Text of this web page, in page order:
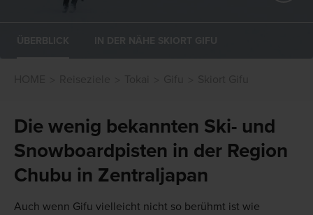
ÜBERBLICK IN DER NÄHE SKIORT GIFU
Die wenig bekannten Ski- und
Snowboardpisten in der Region
Chubu in Zentraljapan
Auch wenn Gifu vielleicht nicht so berühmt ist wie